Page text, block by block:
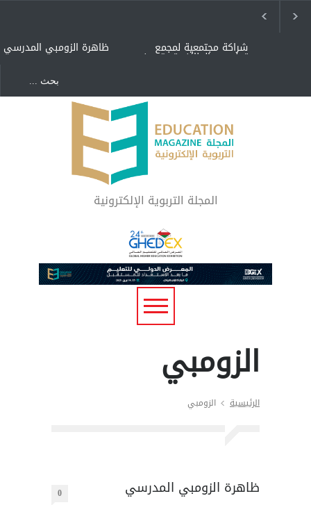
ظاهرة الزومبي المدرسي شراكة مجتمعية لمجمع
تعليمي بالطائف تستهدف
"كنت أنضرب ومافيني إلا
العافية" هل هذا مبرر
لاستمرار أسلوب التربية
المتوارث؟
لماذا تعد برامج توعية الأطفال
بخصوصية الجسد وقاية لا
فضول؟
المجلة التربوية الإلكترونية
الزومبي
الرئيسية الزومبي
ظاهرة الزومبي المدرسي 0